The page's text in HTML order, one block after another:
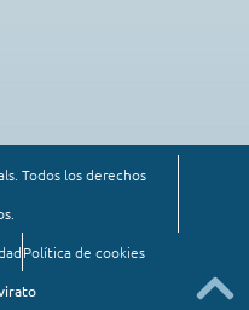
Todos los derechos
Política de cookies